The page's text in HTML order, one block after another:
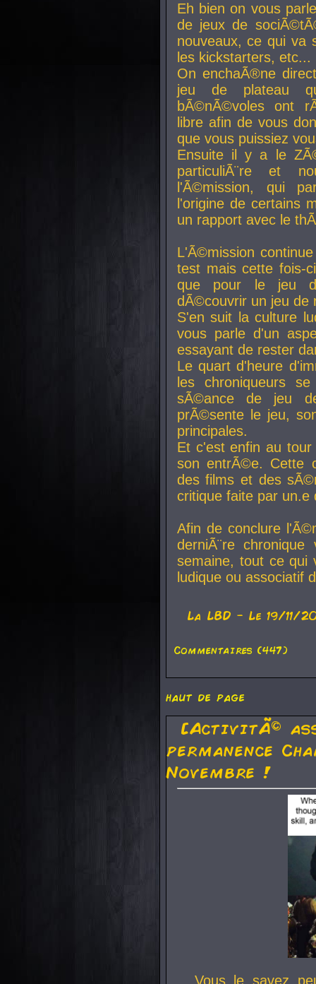
Eh bien on vous
de jeux de
nouveaux, ce qui va
les kickstarters, etc...
On enchaÃ®ne
jeu de plateau
bÃ©nÃ©voles ont
libre afin de vous
que vous puissiez
Ensuite il y a le
particuliÃ¨re et
l'Ã©mission, qui
l'origine de certains
un rapport avec le
L'Ã©mission
test mais cette fois-
que pour le jeu
dÃ©couvrir un jeu de
S'en suit la culture
vous parle d'un
essayant de rester
Le quart d'heure
les chroniqueurs
sÃ©ance de jeu
prÃ©sente le jeu,
principales.
Et c'est enfin au
son entrÃ©e. Cette
des films et des
critique faite par
Afin de conclure
derniÃ¨re
semaine, tout ce qui
ludique ou associatif
La LBD - Le 19/11/
Commentaires (447)
haut de page
[ActivitÃ©
permanence
Novembre !
Vous le savez